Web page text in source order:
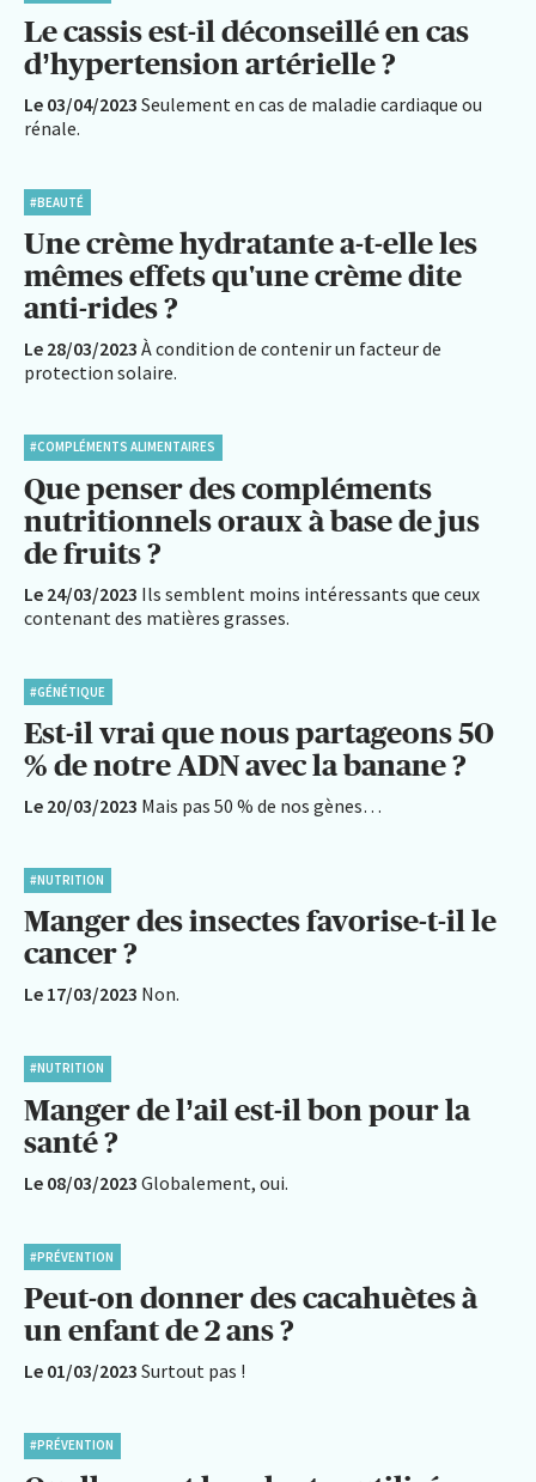
Le cassis est-il déconseillé en cas
d’hypertension artérielle ?
Le 03/04/2023 Seulement en cas de maladie cardiaque ou
rénale.
#BEAUTÉ
Une crème hydratante a-t-elle les
mêmes effets qu'une crème dite
anti-rides ?
Le 28/03/2023 À condition de contenir un facteur de
protection solaire.
#COMPLÉMENTS ALIMENTAIRES
Que penser des compléments
nutritionnels oraux à base de jus
de fruits ?
Le 24/03/2023 Ils semblent moins intéressants que ceux
contenant des matières grasses.
#GÉNÉTIQUE
Est-il vrai que nous partageons 50
% de notre ADN avec la banane ?
Le 20/03/2023 Mais pas 50 % de nos gènes…
#NUTRITION
Manger des insectes favorise-t-il le
cancer ?
Le 17/03/2023 Non.
#NUTRITION
Manger de l’ail est-il bon pour la
santé ?
Le 08/03/2023 Globalement, oui.
#PRÉVENTION
Peut-on donner des cacahuètes à
un enfant de 2 ans ?
Le 01/03/2023 Surtout pas !
#PRÉVENTION